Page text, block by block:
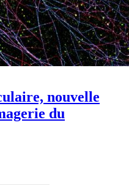
nouvelle
du